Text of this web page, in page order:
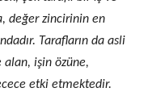
değer zincirinin en
Tarafların da asli
işin özüne,
etki etmektedir.